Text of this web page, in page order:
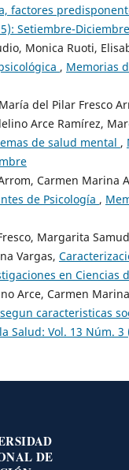
factores
Setiembre-Diciembre
Monica Ruoti,
, Memorias
del Pilar Fresco
Arce Ramírez,
de salud mental ,
Carmen
de Psicología ,
Margarita
Vargas,
en Ciencias
Arce, Carmen
caracteristicas
Salud: Vol. 13 Núm.
DE